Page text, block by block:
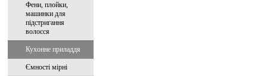
Фени, плойки,
машинки для
підстригання
волосся
Кухонне приладдя
Ємності мірні